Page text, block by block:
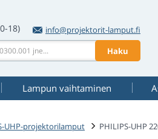
18)
info@projektorit-lamput.fi
Haku
Lampun vaihtaminen
UHP-projektorilamput PHILIPS-UHP